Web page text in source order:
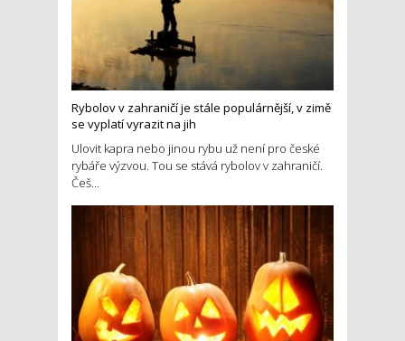
Rybolov v zahraničí je stále populárnější, v zimě
se vyplatí vyrazit na jih
Ulovit kapra nebo jinou rybu už není pro české
rybáře výzvou. Tou se stává rybolov v zahraničí.
Češ...